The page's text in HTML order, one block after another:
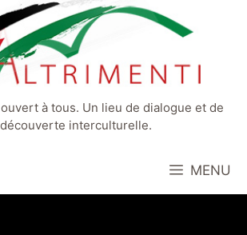
à tous. Un lieu de dialogue et de
découverte interculturelle.
MENU